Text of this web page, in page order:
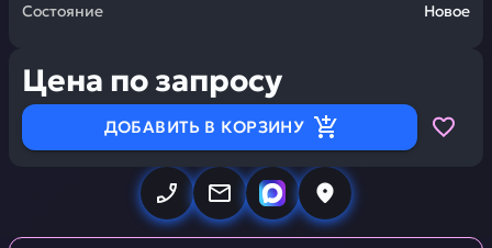
Состояние Новое
Цена по запросу
ДОБАВИТЬ В КОРЗИНУ